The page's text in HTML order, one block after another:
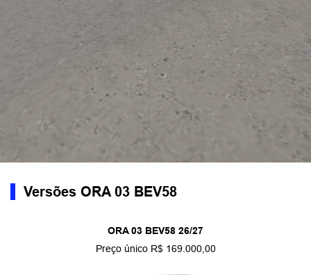
Versões ORA 03 BEV58
ORA 03 BEV58 26/27
Preço único R$ 169.000,00